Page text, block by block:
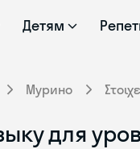
Детям
Мурино
для